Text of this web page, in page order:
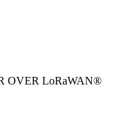
OVER LoRaWAN®